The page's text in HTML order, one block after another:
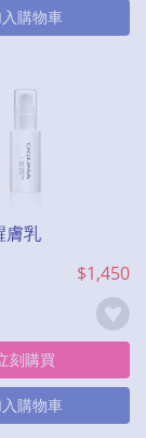
購物車
膚乳
$1,450
刻購買
購物車